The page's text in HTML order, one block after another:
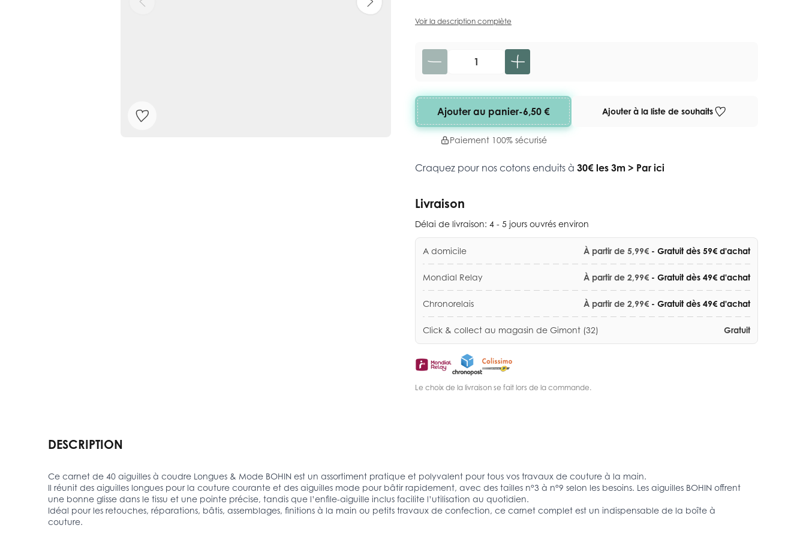
Voir la description complète
Quantité
Ajouter au panier-6,50 €
Paiement 100% sécurisé
Ajouter à la liste de souhaits
Craquez pour nos cotons enduits à 30€ les 3m > Par ici
Livraison
Délai de livraison: 4 - 5 jours ouvrés environ
A domicile À partir de 5,99€ - Gratuit dès 59€ d'achat
Mondial Relay À partir de 2,99€ - Gratuit dès 49€ d'achat
Chronorelais À partir de 2,99€ - Gratuit dès 49€ d'achat
Click & collect au magasin de Gimont (32) Gratuit
Le choix de la livraison se fait lors de la commande.
DESCRIPTION
Ce carnet de 40 aiguilles à coudre Longues & Mode BOHIN est un assortiment pratique et polyvalent pour tous vos travaux de couture à la main.
Il réunit des aiguilles longues pour la couture courante et des aiguilles mode pour bâtir rapidement, avec des tailles n°3 à n°9 selon les besoins. Les aiguilles BOHIN offrent
une bonne glisse dans le tissu et une pointe précise, tandis que l’enfile-aiguille inclus facilite l’utilisation au quotidien.
Idéal pour les retouches, réparations, bâtis, assemblages, finitions à la main ou petits travaux de confection, ce carnet complet est un indispensable de la boîte à
couture.